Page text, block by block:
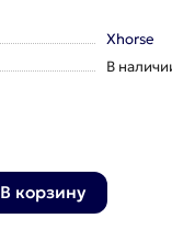
Xhorse
В
В корзину